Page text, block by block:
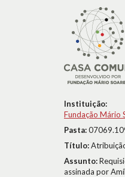
Instituição:
Fundação Mário
Pasta:
Título:
Assunto:
assinada por